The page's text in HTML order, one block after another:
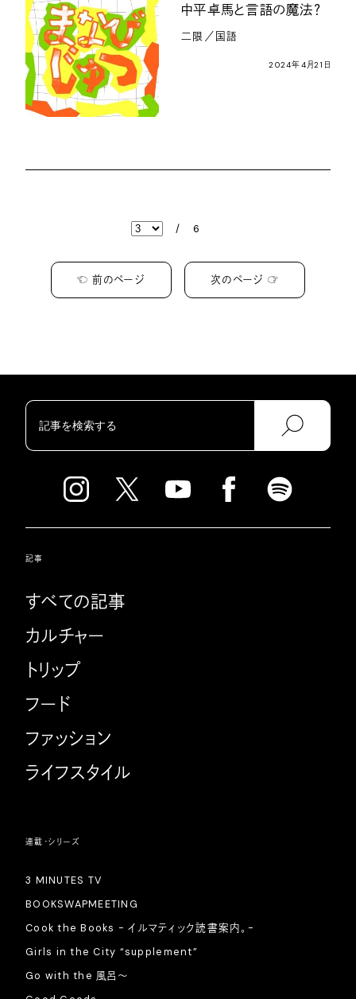
中平卓馬と言語の魔法？
二限／国語
2024年4月21日
/ 6
☜ 前のページ 次のページ ☞
記事
すべての記事
カルチャー
トリップ
フード
ファッション
ライフスタイル
連載・シリーズ
3 MINUTES TV
BOOKSWAPMEETING
Cook the Books - イルマティック読書案内。-
Girls in the City “supplement”
Go with the 風呂〜